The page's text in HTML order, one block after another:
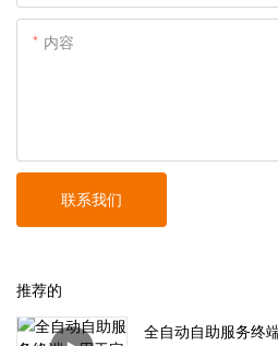
内容
联系我们
推荐的
全自动自助服务终